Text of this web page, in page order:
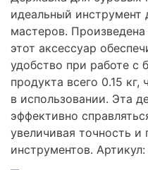
идеальный
мастеров.
этот аксессуар
удобство при работе с
продукта всего 0.15
в использовании. Эта
эффективно
увеличивая точность
инструментов.